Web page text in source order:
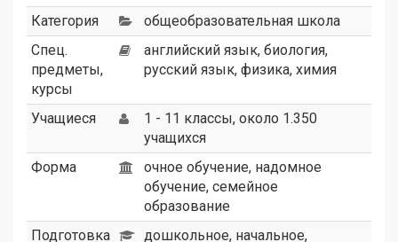
Категория
общеобразовательная школа
Спец.
предметы,
курсы
английский язык, биология,
русский язык, физика, химия
Учащиеся
1 - 11 классы, около 1.350
учащихся
Форма
очное обучение, надомное
обучение, семейное
образование
Подготовка
дошкольное, начальное,